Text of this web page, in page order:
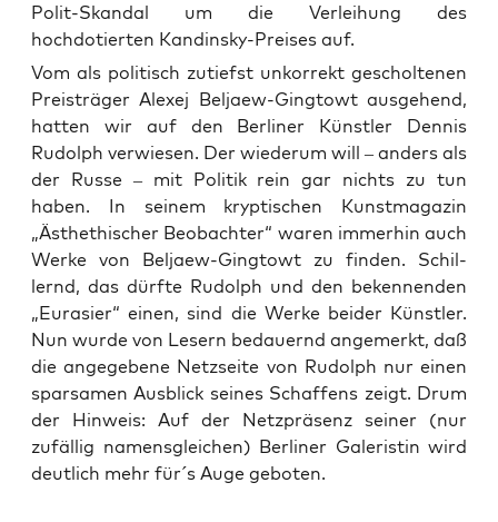
Polit-Skandal um die Verleihung des
hochdotierten Kandinsky-Preises auf.
Vom als poli­tisch zutiefst unkor­rekt geschol­te­nen
Preis­trä­ger Ale­xej Bel­jaew-Ging­towt aus­ge­hend,
hat­ten wir auf den Ber­li­ner Künst­ler Den­nis
Rudolph ver­wie­sen. Der wie­der­um will – anders als
der Rus­se – mit Poli­tik rein gar nichts zu tun
haben. In sei­nem kryp­ti­schen Kunst­ma­ga­zin
„Ästhe­thi­scher Beob­ach­ter“ waren immer­hin auch
Wer­ke von Bel­jaew-Ging­towt zu fin­den. Schil­
lernd, das dürf­te Rudolph und den beken­nen­den
„Eura­si­er“ einen, sind die Wer­ke bei­der Künst­ler.
Nun wur­de von Lesern bedau­ernd ange­merkt, daß
die ange­ge­be­ne Netz­sei­te von Rudolph nur einen
spar­sa­men Aus­blick sei­nes Schaf­fens zeigt. Drum
der Hin­weis: Auf der Netz­prä­senz sei­ner (nur
zufäl­lig namens­glei­chen) Ber­li­ner Gale­ris­tin wird
deut­lich mehr für´s Auge geboten.